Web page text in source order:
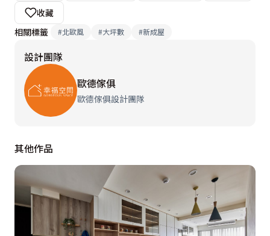
此外為維持一貫主色調，廚房沿用相同的整面系統櫃，加
有大櫃的壓迫感，加上廚房半開放空間打造寬敞視覺，並
佐以溫潤木質家具再點綴些許綠植栽，完美打造出清爽的
宜人居住氛圍。
收藏
相關標籤
#北歐風 #大坪數 #新成屋
設計團隊
歐德傢俱
歐德傢俱設計團隊
其他作品